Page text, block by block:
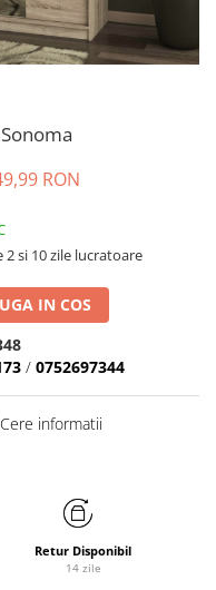
RON
2 si 10 zile lucratoare
IN COS
/ 0752697344
informatii
Retur Disponibil
14 zile